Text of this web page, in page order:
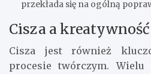
przekłada się na ogólną
Cisza a kreatywność
Cisza jest również
procesie twórczym.